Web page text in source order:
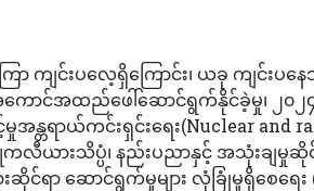
ာ ကျင်းပလေ့ရှိကြောင်း၊ ယခု ကျင်း
အကောင်အထည်ဖေါ်ဆောင်ရွက်နိုင်ခဲ့မှု၊
တရာယ်ကင်းရှင်းရေး(Nuclear and
လီယားသိပ္ပံ၊ နည်းပညာနှင့် အသုံးချမှုဆို
င်ရာ ဆောင်ရွက်မှုများ လုံခြုံမှုရှိစေရေး